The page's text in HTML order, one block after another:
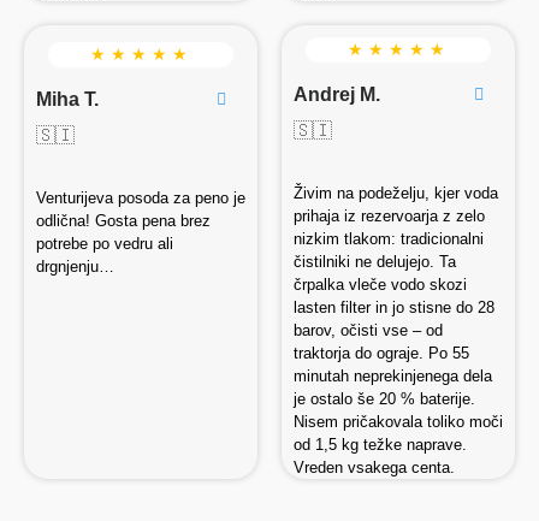
★ ★ ★ ★ ★
Miha T.
🇸🇮
Venturijeva posoda za peno je
odlična! Gosta pena brez
potrebe po vedru ali
drgnjenju…
★ ★ ★ ★ ★
Andrej M.
🇸🇮
Živim na podeželju, kjer voda
prihaja iz rezervoarja z zelo
nizkim tlakom: tradicionalni
čistilniki ne delujejo. Ta
črpalka vleče vodo skozi
lasten filter in jo stisne do 28
barov, očisti vse – od
traktorja do ograje. Po 55
minutah neprekinjenega dela
je ostalo še 20 % baterije.
Nisem pričakovala toliko moči
od 1,5 kg težke naprave.
Vreden vsakega centa.